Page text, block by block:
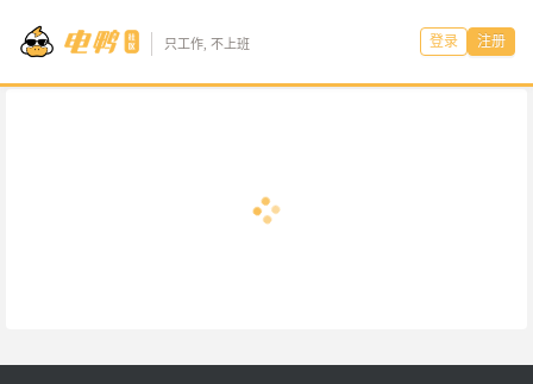
只工作, 不上班 登录 注册